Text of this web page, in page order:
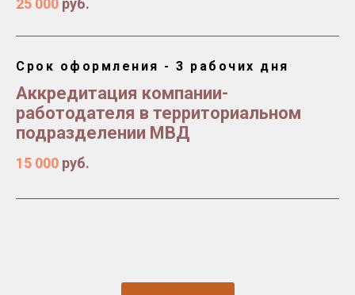
25 000 руб.
Срок оформления - 3 рабочих дня
Аккредитация компании-
работодателя в территориальном
подразделении МВД
15 000 руб.